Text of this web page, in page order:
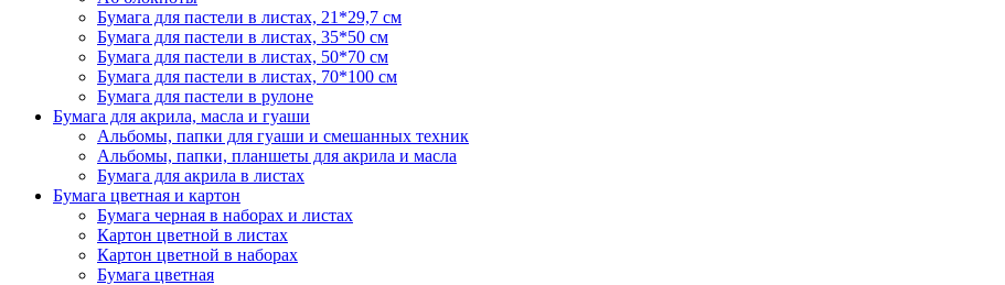
Бумага для пастели в листах, 21*29,7 см
Бумага для пастели в листах, 35*50 см
Бумага для пастели в листах, 50*70 см
Бумага для пастели в листах, 70*100 см
Бумага для пастели в рулоне
Бумага для акрила, масла и гуаши
Альбомы, папки для гуаши и смешанных техник
Альбомы, папки, планшеты для акрила и масла
Бумага для акрила в листах
Бумага цветная и картон
Бумага черная в наборах и листах
Картон цветной в листах
Картон цветной в наборах
Бумага цветная